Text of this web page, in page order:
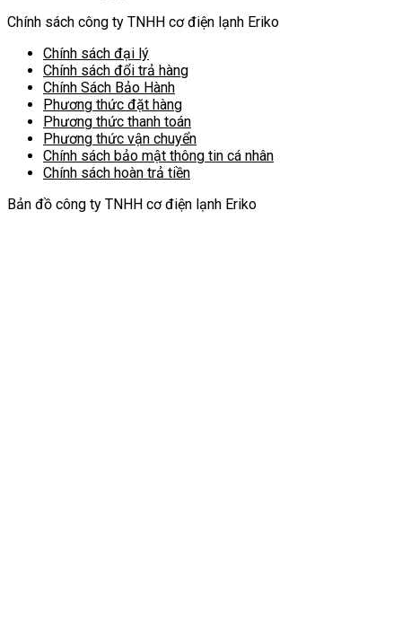
Chính sách công ty TNHH cơ điện lạnh Eriko
Chính sách đại lý
Chính sách đổi trả hàng
Chính Sách Bảo Hành
Phương thức đặt hàng
Phương thức thanh toán
Phương thức vận chuyển
Chính sách bảo mật thông tin cá nhân
Chính sách hoàn trả tiền
Bản đồ công ty TNHH cơ điện lạnh Eriko